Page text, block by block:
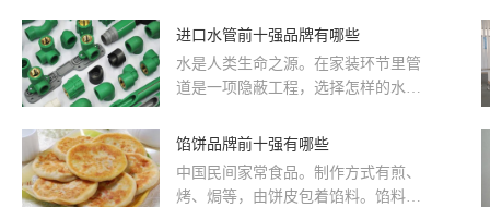
进口水管前十强品牌有哪些
水是人类生命之源。在家装环节里管
道是一项隐蔽工程，选择怎样的水管
自然成为越来越多的家装公司和业主
馅饼品牌前十强有哪些
中国民间家常食品。制作方式有煎、
烤、焗等，由饼皮包着馅料。馅料可